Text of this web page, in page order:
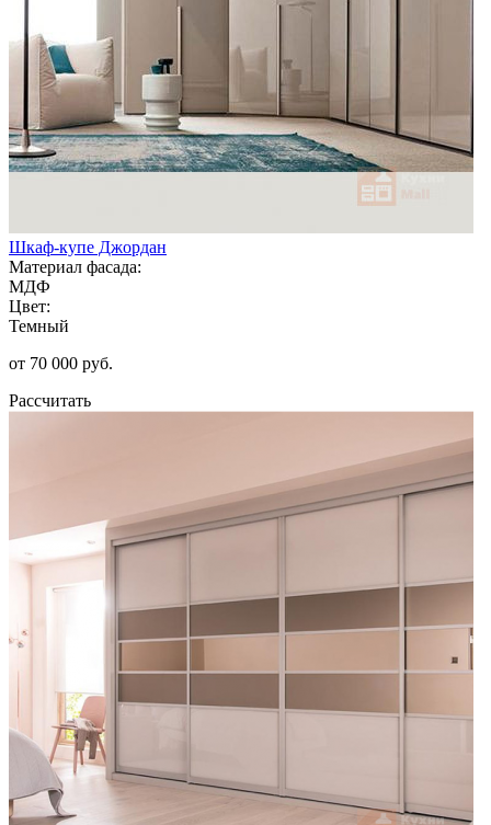
Шкаф-купе Джордан
Материал фасада:
МДФ
Цвет:
Темный
от 70 000 руб.
Рассчитать